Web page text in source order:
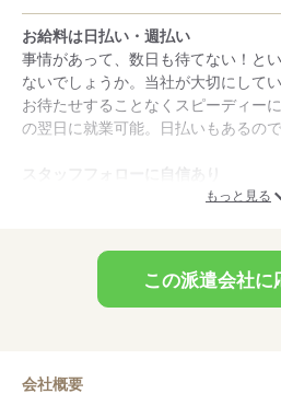
お給料は日払い・週払い
事情があって、数日も待てない！と
ないでしょうか。当社が大切にして
お待たせすることなくスピーディー
の翌日に就業可能。日払いもあるの
スタッフフォローに自信あり
職場の特徴をある程度お伝えしてい
持よく働いていただく環境を作るの
もっと見る
この派遣会社に
会社概要